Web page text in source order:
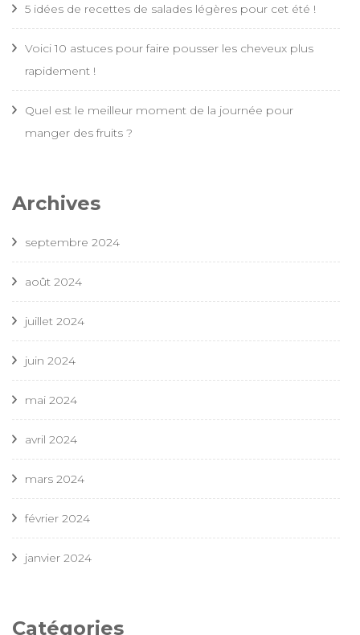
5 idées de recettes de salades légères pour cet été !
Voici 10 astuces pour faire pousser les cheveux plus
rapidement !
Quel est le meilleur moment de la journée pour
manger des fruits ?
Archives
septembre 2024
août 2024
juillet 2024
juin 2024
mai 2024
avril 2024
mars 2024
février 2024
janvier 2024
Catégories